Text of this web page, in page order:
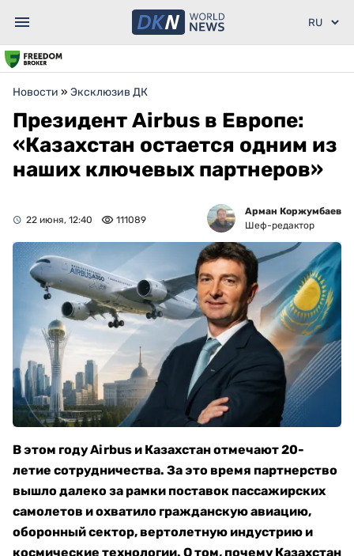
Новости » Эксклюзив ДК
Президент Airbus в Европе:
«Казахстан остается одним из
наших ключевых партнеров»
22 июня, 12:40 111089
Арман Коржумбаев
Шеф-редактор
В этом году Airbus и Казахстан отмечают 20-
летие сотрудничества. За это время партнерство
вышло далеко за рамки поставок пассажирских
самолетов и охватило гражданскую авиацию,
оборонный сектор, вертолетную индустрию и
космические технологии. О том, почему Казахстан